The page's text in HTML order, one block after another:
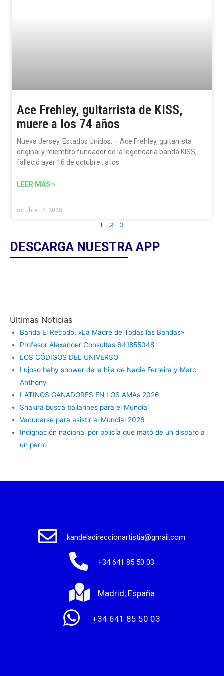
Ace Frehley, guitarrista de KISS,
muere a los 74 años
Nueva Jersey, Estados Unidos. – Ace Frehley, guitarrista
original y miembro fundador de la legendaria banda KISS,
falleció ayer 16 de octubre , a los
LEER MÁS »
octubre 17, 2025
1 2 3
DESCARGA NUESTRA APP
Últimas Noticias
Banda El Recodo, «La Madre de Todas las Bandas»
Profesor Alexander Consultas 641855048
LOS CÓDIGOS DEL UNIVERSO
Lujoso baby shower de la hija de Nadia Ferreira y Marc
Anthony
LATINOS GANADORES EN LOS AMAs 2026
Shakira busca bailarines para el Mundial
Vacunarse para asistir al Mundial 2026
Indignación nacional por policía que mató de un disparo a
un perro
kandeladireccionartistia@gmail.com
+34 641 85 50 03
Madrid, España
+34 641 85 50 03